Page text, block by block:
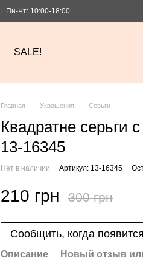
Пн-Чт: 10:00-18:00
SALE!
Главная Украшения Серьги
Квадратне серьги
13-16345
Нет в наличии Артикул: 13-16345
210 грн 300 грн
Сообщить, когда появится
Описание Новый отзыв